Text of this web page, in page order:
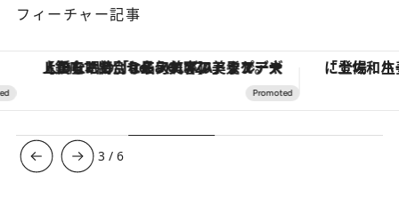
フィーチャー記事
【銀座で出合う最旬美容】美髪ケアや上質な眠り…セルフケアのアップデートから、特別な名入れギフトまで。大人のための「ReFa GINZA」クルーズ
3 /6